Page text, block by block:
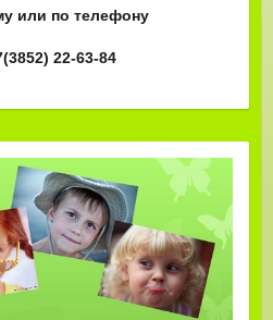
или по телефону
22-63-84